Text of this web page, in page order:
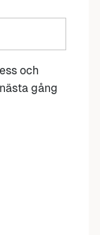
och
gång